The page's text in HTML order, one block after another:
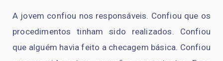
A jovem confiou nos responsáveis. Confiou que os
procedimentos tinham sido realizados. Confiou
que alguém havia feito a checagem básica. Confiou